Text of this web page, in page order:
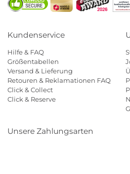
Kundenservice
Hilfe & FAQ
Größentabellen
Versand & Lieferung
Retouren & Reklamationen FAQ
Click & Collect
Click & Reserve
Unsere Zahlungsarten